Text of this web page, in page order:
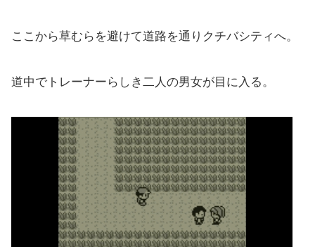
ここから草むらを避けて道路を通りクチバシティへ。
道中でトレーナーらしき二人の男女が目に入る。